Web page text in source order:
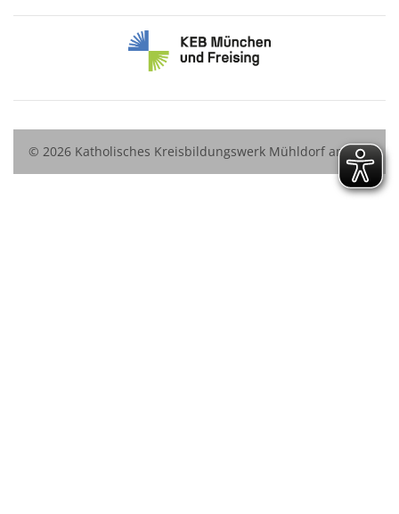
© 2026 Katholisches Kreisbildungswerk Mühldorf am Inn